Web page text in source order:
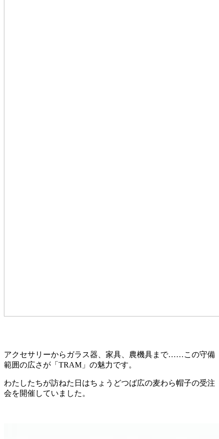
アクセサリーからガラス器、家具、農機具まで……この守備
範囲の広さが「TRAM」の魅力です。
わたしたちが訪ねた日はちょうどつば広の麦わら帽子の受注
会を開催していました。